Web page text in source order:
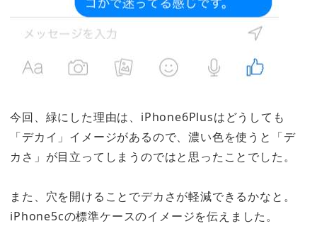
今回、緑にした理由は、 iPhone6Plusはどうしても
「デカイ」イメージがあるので、濃い色を使うと「デ
カさ」が目立ってしまうのではと思ったことでした。
また、穴を開けることでデカさが軽減できるかなと。
iPhone5cの標準ケースのイメージを伝えました。